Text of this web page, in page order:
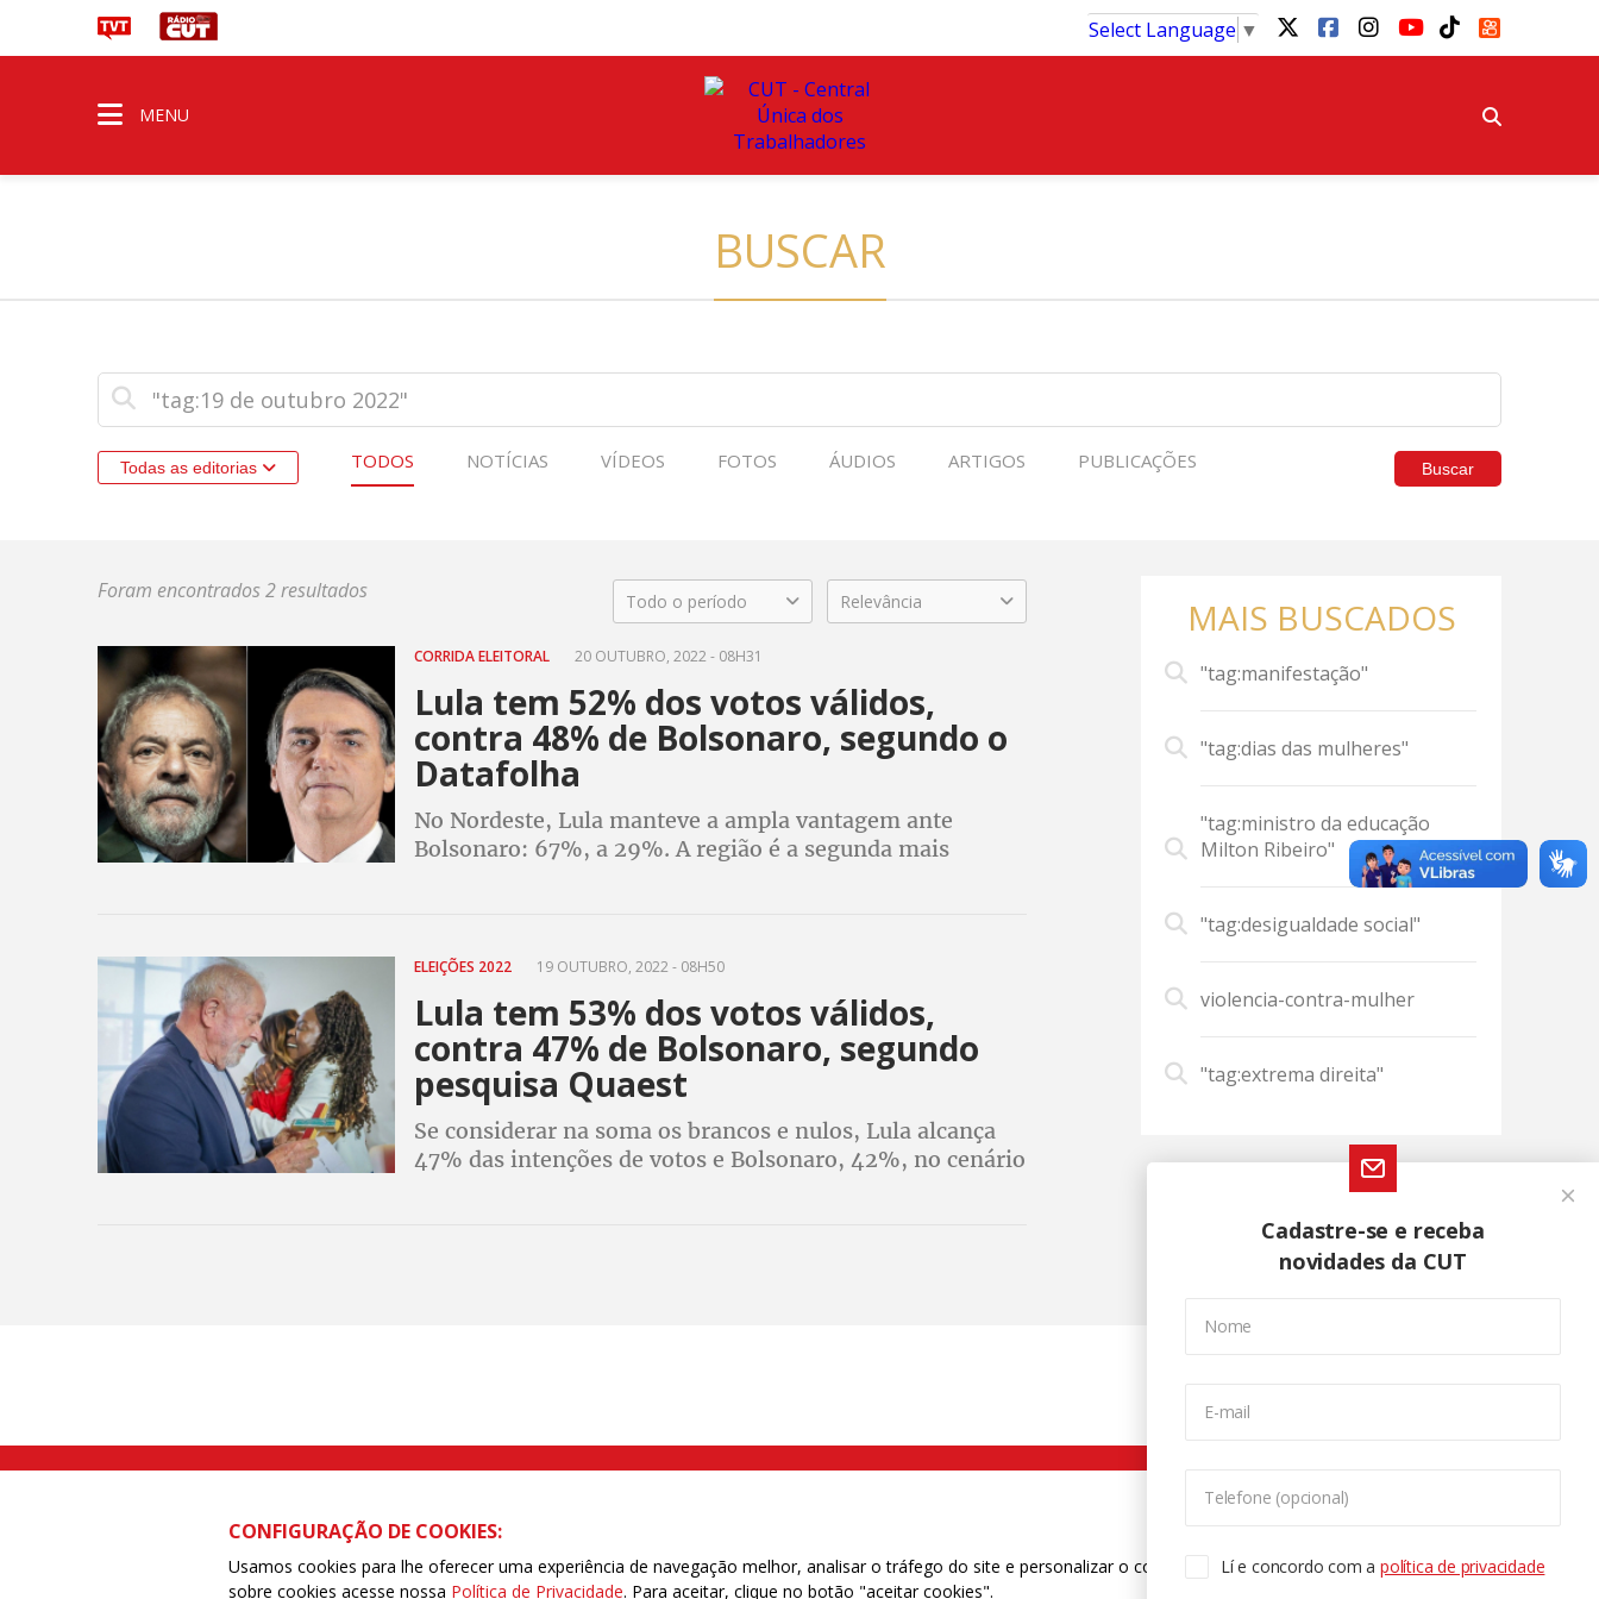
Select Language ▼
MENU
BUSCAR
Todas as editorias TODOS NOTÍCIAS VÍDEOS FOTOS ÁUDIOS ARTIGOS PUBLICAÇÕES Buscar
Foram encontrados 2 resultados Todo o período Relevância
CORRIDA ELEITORAL 20 OUTUBRO, 2022 - 08H31
Lula tem 52% dos votos válidos,
contra 48% de Bolsonaro, segundo o
Datafolha
No Nordeste, Lula manteve a ampla vantagem ante
Bolsonaro: 67%, a 29%. A região é a segunda mais
ELEIÇÕES 2022 19 OUTUBRO, 2022 - 08H50
Lula tem 53% dos votos válidos,
contra 47% de Bolsonaro, segundo
pesquisa Quaest
Se considerar na soma os brancos e nulos, Lula alcança
47% das intenções de votos e Bolsonaro, 42%, no cenário
MAIS BUSCADOS
"tag:manifestação"
"tag:dias das mulheres"
"tag:ministro da educação
Milton Ribeiro"
"tag:desigualdade social"
violencia-contra-mulher
"tag:extrema direita"
Cadastre-se e receba
novidades da CUT
Nome
E-mail
Telefone (opcional)
Lí e concordo com apolítica de privacidade
Rua Caetano Pinto nº 575 CEP 03041-000 Brás, São Paulo/SP | Telefone (11) 2108 9200 - Fax (11) 2108 9310
CONFIGURAÇÃO DE COOKIES:
Usamos cookies para lhe oferecer uma experiência de navegação melhor, analisar o tráfego do site e personalizar o conteúdo. Para saber mais
sobre cookies acesse nossa Política de Privacidade. Para aceitar, clique no botão "aceitar cookies".